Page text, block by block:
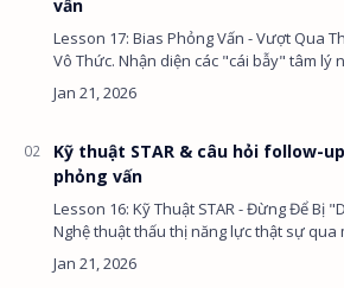
vấn
Lesson 17: Bias Phỏng Vấn - Vượt Qua
Vô Thức. Nhận diện các "cái bẫy" tâm lý
Effect, Affinity Bias đang ngầm phá hoại
định tuyển dụng v…
Kỹ thuật STAR & câu hỏi follow-
phỏng vấn
Lesson 16: Kỹ Thuật STAR - Đừng Để Bị
Nghệ thuật thấu thị năng lực thật sự qua
STAR và kỹ thuật đặt câu hỏi Follow-up
chi tiết) để …